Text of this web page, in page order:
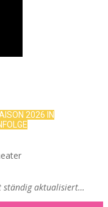
2026 IN
ständig aktualisiert…